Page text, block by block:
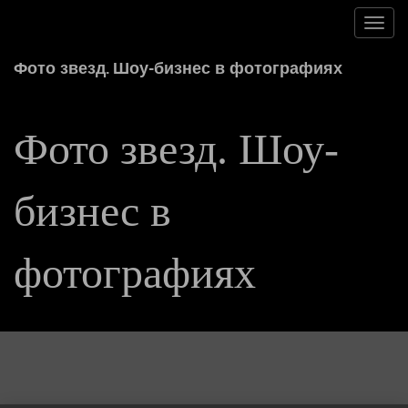
Фото звезд. Шоу-бизнес в фотографиях
Фото звезд. Шоу-
бизнес в
фотографиях